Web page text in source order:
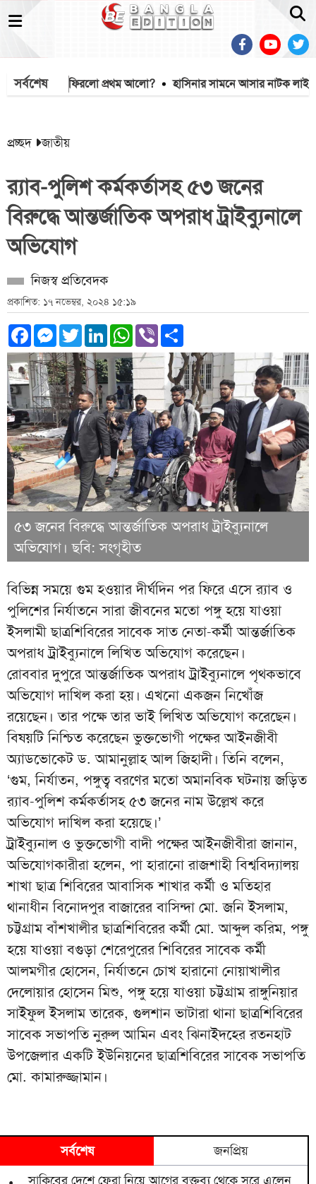
সর্বশেষ
‘ধারা’তেই ফিরলো প্রথম আলো? হাসিনার সামনে আসার নাটক লাইভ
প্রচ্ছদ জাতীয়
র‌্যাব-পুলিশ কর্মকর্তাসহ ৫৩ জনের
বিরুদ্ধে আন্তর্জাতিক অপরাধ ট্রাইব্যুনালে
অভিযোগ
নিজস্ব প্রতিবেদক
প্রকাশিত: ১৭ নভেম্বর, ২০২৪ ১৫:১৯
Facebook
Messenger
TwitterLinkedInWhatsApp
Viber
৫৩ জনের বিরুদ্ধে আন্তর্জাতিক অপরাধ ট্রাইব্যুনালে
অভিযোগ। ছবি: সংগৃহীত
বিভিন্ন সময়ে গুম হওয়ার দীর্ঘদিন পর ফিরে এসে র‌্যাব ও
পুলিশের নির্যাতনে সারা জীবনের মতো পঙ্গু হয়ে যাওয়া
ইসলামী ছাত্রশিবিরের সাবেক সাত নেতা-কর্মী আন্তর্জাতিক
অপরাধ ট্রাইব্যুনালে লিখিত অভিযোগ করেছেন।
রোববার দুপুরে আন্তর্জাতিক অপরাধ ট্রাইব্যুনালে পৃথকভাবে
অভিযোগ দাখিল করা হয়। এখনো একজন নিখোঁজ
রয়েছেন। তার পক্ষে তার ভাই লিখিত অভিযোগ করেছেন।
বিষয়টি নিশ্চিত করেছেন ভুক্তভোগী পক্ষের আইনজীবী
অ্যাডভোকেট ড. আমানুল্লাহ আল জিহাদী। তিনি বলেন,
‘গুম, নির্যাতন, পঙ্গুত্ব বরণের মতো অমানবিক ঘটনায় জড়িত
র‌্যাব-পুলিশ কর্মকর্তাসহ ৫৩ জনের নাম উল্লেখ করে
অভিযোগ দাখিল করা হয়েছে।’
ট্রাইব্যুনাল ও ভুক্তভোগী বাদী পক্ষের আইনজীবীরা জানান,
অভিযোগকারীরা হলেন, পা হারানো রাজশাহী বিশ্ববিদ্যালয়
শাখা ছাত্র শিবিরের আবাসিক শাখার কর্মী ও মতিহার
থানাধীন বিনোদপুর বাজারের বাসিন্দা মো. জনি ইসলাম,
চট্টগ্রাম বাঁশখালীর ছাত্রশিবিরের কর্মী মো. আব্দুল করিম, পঙ্গু
হয়ে যাওয়া বগুড়া শেরেপুরের শিবিরের সাবেক কর্মী
আলমগীর হোসেন, নির্যাতনে চোখ হারানো নোয়াখালীর
দেলোয়ার হোসেন মিশু, পঙ্গু হয়ে যাওয়া চট্টগ্রাম রাঙ্গুনিয়ার
সাইফুল ইসলাম তারেক, গুলশান ভাটারা থানা ছাত্রশিবিরের
সাবেক সভাপতি নুরুল আমিন এবং ঝিনাইদহের রতনহাট
উপজেলার একটি ইউনিয়নের ছাত্রশিবিরের সাবেক সভাপতি
মো. কামারুজ্জামান।
সর্বশেষ জনপ্রিয়
সাকিবের দেশে ফেরা নিয়ে আগের বক্তব্য থেকে সরে এলেন